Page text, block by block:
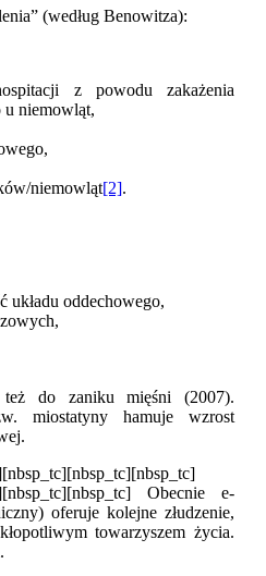
(według Benowitza):
z powodu zakażenia
u niemowląt,
niemowląt[2].
układu oddechowego,
do zaniku mięśni (2007).
miostatyny hamuje wzrost
Obecnie e-
oferuje kolejne złudzenie,
towarzyszem życia.